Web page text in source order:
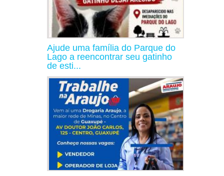
Ajude uma família do Parque do
Lago a reencontrar seu gatinho
de esti...